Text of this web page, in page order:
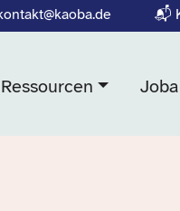
📬
Ressourcen